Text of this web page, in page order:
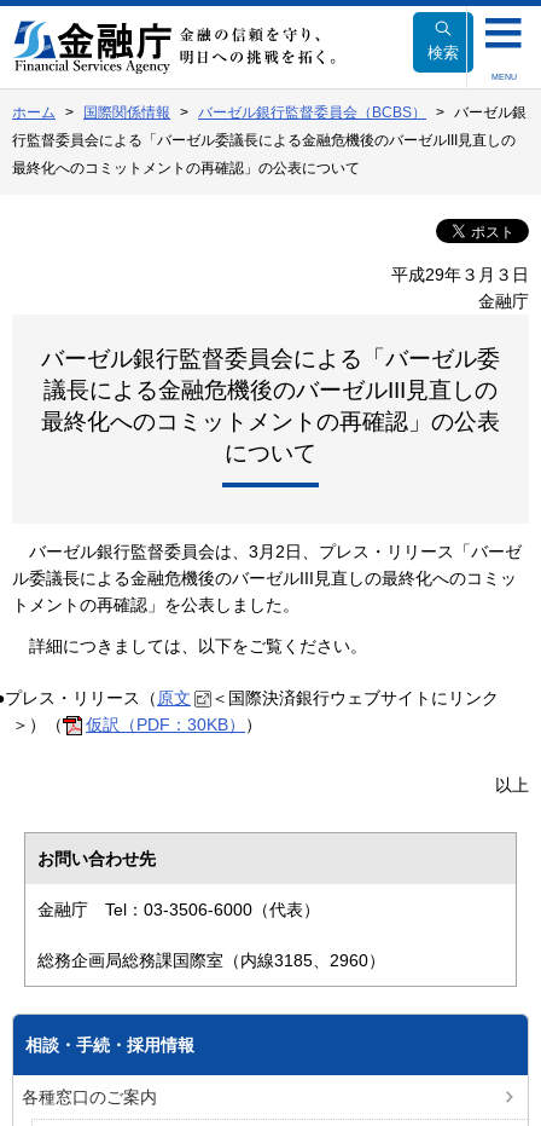
文
へ
動
検索
MENU
ホーム 国際関係情報 バーゼル銀行監督委員会（BCBS）
バーゼル銀
行監督委員会による「バーゼル委議長による金融危機後のバーゼルIII見直しの
最終化へのコミットメントの再確認」の公表について
平成29年３月３日
金融庁
バーゼル銀行監督委員会による「バーゼル委
議長による金融危機後のバーゼルIII見直しの
最終化へのコミットメントの再確認」の公表
について
バーゼル銀行監督委員会は、3月2日、プレス・リリース「バーゼ
ル委議長による金融危機後のバーゼルIII見直しの最終化へのコミッ
トメントの再確認」を公表しました。
詳細につきましては、以下をご覧ください。
プレス・リリース（ 原文
＜国際決済銀行ウェブサイトにリンク
＞）（
仮訳（PDF：30KB） ）
以上
お問い合わせ先
金融庁 Tel：03-3506-6000（代表）
総務企画局総務課国際室（内線3185、2960）
相談・手続・採用情報
各種窓口のご案内